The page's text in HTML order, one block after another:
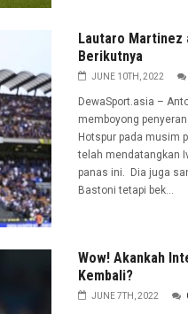
Lautaro Martinez
Berikutnya
JUNE 10TH, 2022
DewaSport.asia –
memboyong
Hotspur pada musim
telah mendatangkan
panas ini. Dia juga
Bastoni tetapi bek...
Wow! Akankah
Kembali?
JUNE 7TH, 2022